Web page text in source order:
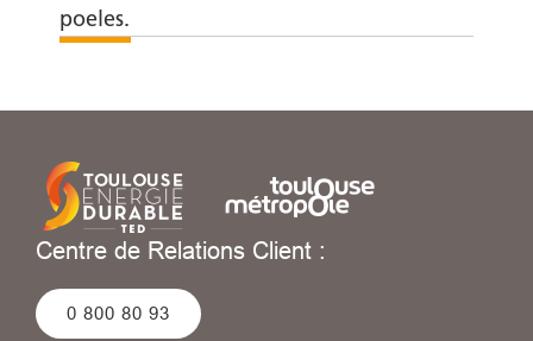
poeles.
Centre de Relations Client :
0 800 80 93